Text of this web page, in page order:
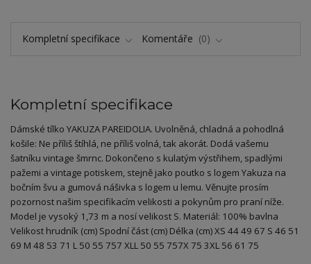
Kompletní specifikace Komentáře 0
Kompletní specifikace
Dámské tílko YAKUZA PAREIDOLIA. Uvolněná, chladná a pohodlná
košile: Ne příliš štíhlá, ne příliš volná, tak akorát. Dodá vašemu
šatníku vintage šmrnc. Dokončeno s kulatým výstřihem, spadlými
pažemi a vintage potiskem, stejně jako poutko s logem Yakuza na
bočním švu a gumová nášivka s logem u lemu. Věnujte prosím
pozornost našim specifikacím velikosti a pokynům pro praní níže.
Model je vysoký 1,73 m a nosí velikost S. Materiál: 100% bavlna
Velikost hrudník (cm) Spodní část (cm) Délka (cm) XS 44 49 67 S 46 51
69 M 48 53 71 L 50 55 757 XLL 50 55 757X 75 3XL 56 61 75